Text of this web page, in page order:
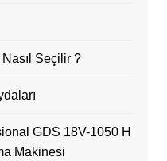
Seçilir ?
GDS 18V-1050 H
Makinesi